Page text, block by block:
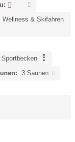
Wellness & Skifahren
Sportbecken
3 Saunen